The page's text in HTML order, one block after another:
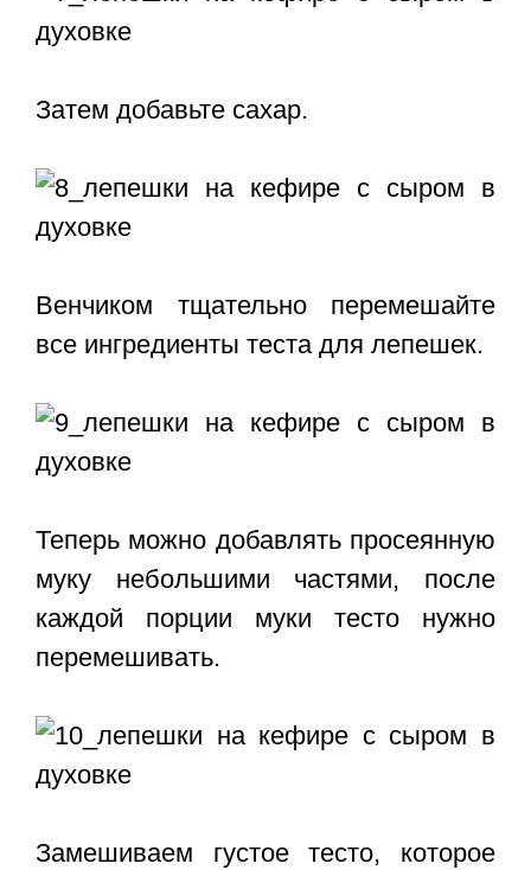
Затем добавьте сахар.
Венчиком тщательно перемешайте
все ингредиенты теста для лепешек.
Теперь можно добавлять просеянную
муку небольшими частями, после
каждой порции муки тесто нужно
перемешивать.
Замешиваем густое тесто, которое